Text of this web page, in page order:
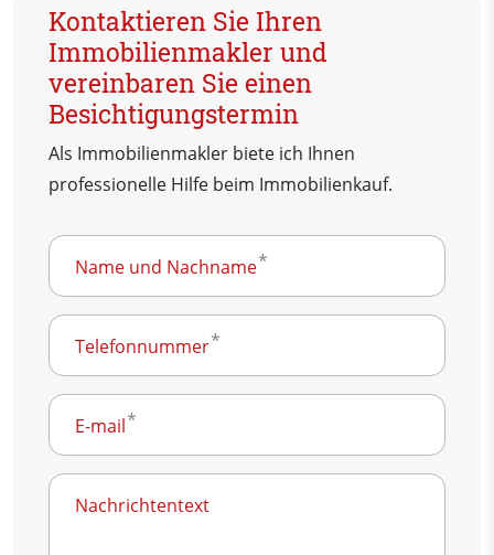
Kontaktieren Sie Ihren
Immobilienmakler und
vereinbaren Sie einen
Besichtigungstermin
Als Immobilienmakler biete ich Ihnen
professionelle Hilfe beim Immobilienkauf.
Name und Nachname
Telefonnummer
E-mail
Nachrichtentext